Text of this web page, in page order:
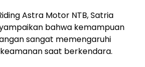
Astra Motor NTB, Satria
bahwa kemampuan
sangat memengaruhi
saat berkendara.